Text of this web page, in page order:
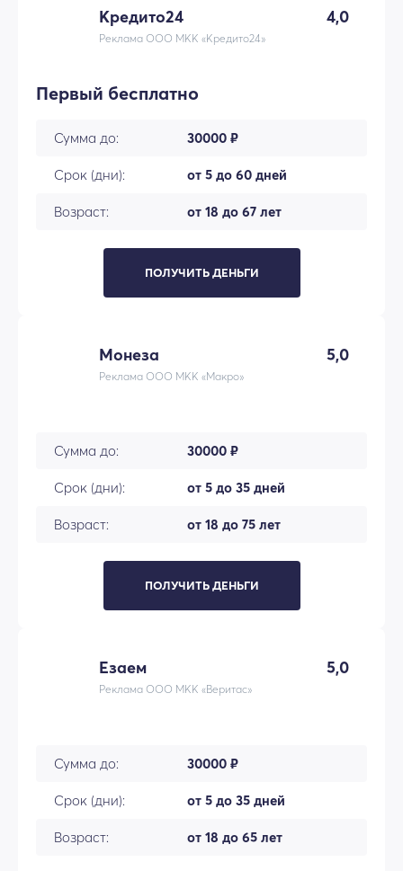
Кредито24 4,0
Реклама ООО МКК «Кредито24»
Первый бесплатно
Сумма до: 30000 ₽
Срок (дни): от 5 до 60 дней
Возраст: от 18 до 67 лет
ПОЛУЧИТЬ ДЕНЬГИ
Монеза 5,0
Реклама ООО МКК «Макро»
Сумма до: 30000 ₽
Срок (дни): от 5 до 35 дней
Возраст: от 18 до 75 лет
ПОЛУЧИТЬ ДЕНЬГИ
Езаем 5,0
Реклама ООО МКК «Веритас»
Сумма до: 30000 ₽
Срок (дни): от 5 до 35 дней
Возраст: от 18 до 65 лет